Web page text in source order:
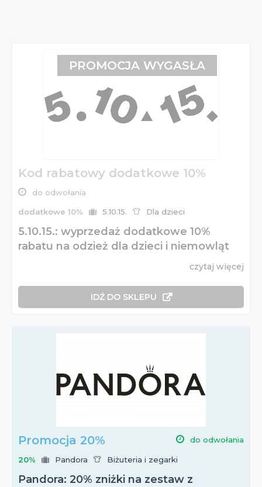
Kod rabatowy dodatkowe 10%
do odwołania
dodatkowe 10% 5.10.15. Dla dzieci
5.10.15.: wyprzedaż dodatkowe 10%
rabatu na odzież dla dzieci i niemowląt
czytaj więcej
IDŹ DO SKLEPU
PROMOCJA WYGASŁA
Promocja 20% do odwołania
20% Pandora Biżuteria i zegarki
Pandora: 20% zniżki na zestaw z